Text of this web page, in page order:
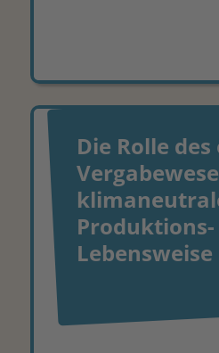
Die Rolle
Lebensweise